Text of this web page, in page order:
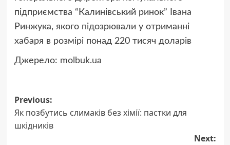
підприємства “Калинівський ринок” Івана
Ринжука, якого підозрювали у отриманні
хабаря в розмірі понад 220 тисяч доларів
Джерело: molbuk.ua
Post
navigation
Previous:
Як позбутись слимаків без хімії: пастки для
шкідників
Next: